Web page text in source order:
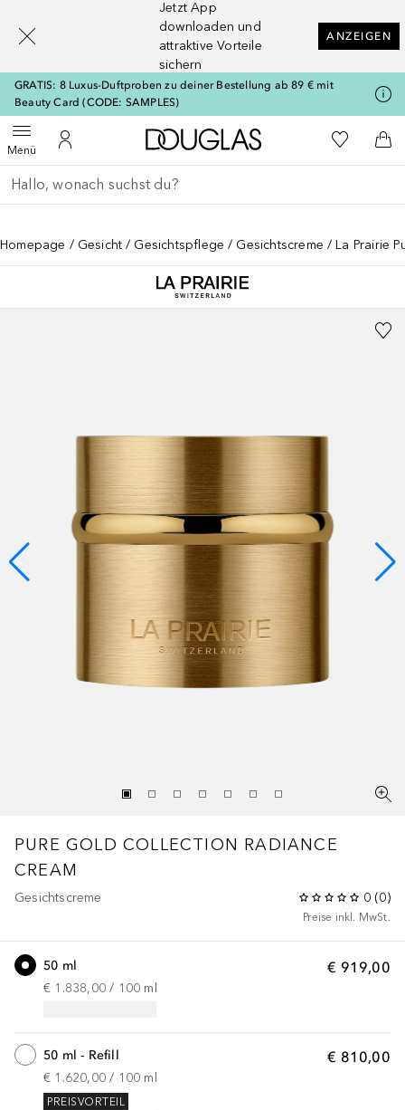
Jetzt App
downloaden und
attraktive Vorteile
sichern
ANZEIGEN
GRATIS: 8 Luxus-Duftproben zu deiner Bestellung ab 89 € mit
Beauty Card (CODE: SAMPLES)
MenüMenü öffnenZu Meinem Kundenkonto
Zur Douglas Startseite
Zu Meiner
Gehe zurück
Suche ausführen
Homepage Gesicht Gesichtspflege Gesichtscreme La Prairie
PURE GOLD COLLECTION RADIANCE
CREAM
Gesichtscreme 0 (0)
Preise inkl. MwSt.
€ 919,00
50 ml
€ 1.838,00 / 100 ml
€ 810,00
50 ml - Refill
€ 1.620,00 / 100 ml
PREISVORTEIL
[navigation.slideout.screenreader]